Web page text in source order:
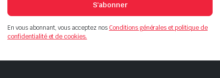
S'abonner
En vous abonnant, vous acceptez nosConditions générales et politique de
confidentialité et de cookies.